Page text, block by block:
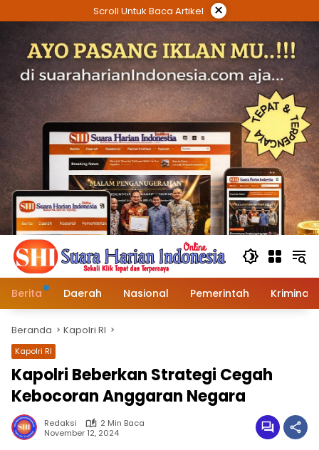
ke
Scroll Untuk Baca Artikel ×
Berita Daerah Nasional Pemerintah Kriminal
Beranda Kapolri RI
Kapolri RI
Kapolri Beberkan Strategi Cegah
Kebocoran Anggaran Negara
Redaksi
2 Min Baca
November 12, 2024